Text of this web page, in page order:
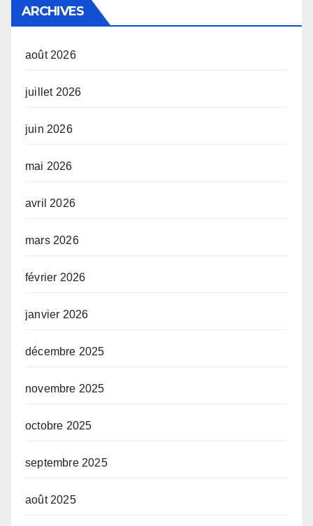
ARCHIVES
août 2026
juillet 2026
juin 2026
mai 2026
avril 2026
mars 2026
février 2026
janvier 2026
décembre 2025
novembre 2025
octobre 2025
septembre 2025
août 2025